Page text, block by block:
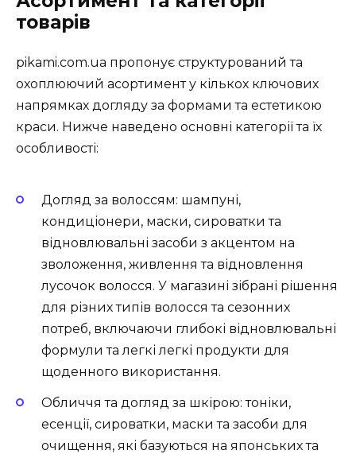
товарів
pikami.com.ua пропонує структурований та
охоплюючий асортимент у кількох ключових
напрямках догляду за формами та естетикою
краси. Нижче наведено основні категорії та їх
особливості:
Догляд за волоссям: шампуні,
кондиціонери, маски, сироватки та
відновлювальні засоби з акцентом на
зволоження, живлення та відновлення
лусочок волосся. У магазині зібрані рішення
для різних типів волосся та сезонних
потреб, включаючи глибокі відновлювальні
формули та легкі легкі продукти для
щоденного використання.
Обличчя та догляд за шкірою: тоніки,
есенції, сироватки, маски та засоби для
очищення, які базуються на японських та